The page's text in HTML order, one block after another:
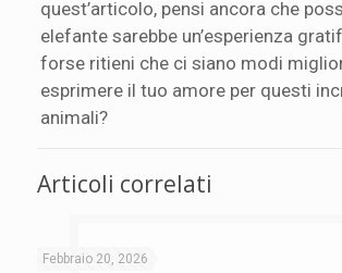
quest’articolo, pensi ancora che
elefante sarebbe un’esperienza
forse ritieni che ci siano modi
esprimere il tuo amore per questi
animali?
Articoli correlati
Febbraio 20, 2026